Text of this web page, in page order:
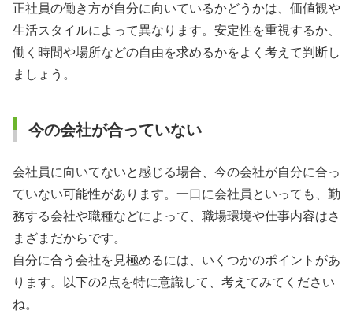
正社員の働き方が自分に向いているかどうかは、価値観や
生活スタイルによって異なります。安定性を重視するか、
働く時間や場所などの自由を求めるかをよく考えて判断し
ましょう。
今の会社が合っていない
会社員に向いてないと感じる場合、今の会社が自分に合っ
ていない可能性があります。一口に会社員といっても、勤
務する会社や職種などによって、職場環境や仕事内容はさ
まざまだからです。
自分に合う会社を見極めるには、いくつかのポイントがあ
ります。以下の2点を特に意識して、考えてみてください
ね。